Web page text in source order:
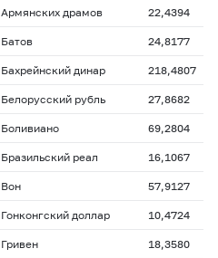
Армянских драмов 22,4394
Батов 24,8177
Бахрейнский динар 218,4807
Белорусский рубль 27,8682
Боливиано 69,2804
Бразильский реал 16,1067
Вон 57,9127
Гонконгский доллар 10,4724
Гривен 18,3580